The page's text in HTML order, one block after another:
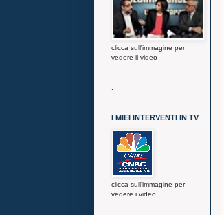
clicca sull'immagine per
vedere il video
I MIEI INTERVENTI IN TV
clicca sull'immagine per
vedere i video